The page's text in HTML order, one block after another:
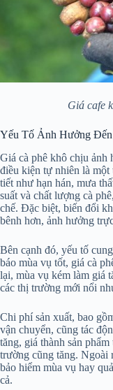
Giá cafe
Yếu Tố Ảnh Hưởng
Giá cà phê khô chịu ảnh
điều kiện tự nhiên là
tiết như hạn hán, mưa
suất và chất lượng cà
chế. Đặc biệt, biến đổi
bênh hơn, ảnh hưởng
Bên cạnh đó, yếu tố
báo mùa vụ tốt, giá cà
lại, mùa vụ kém làm giá
các thị trường mới nổi
Chi phí sản xuất, bao
vận chuyển, cũng tác
tăng, giá thành sản
trường cũng tăng. Ngoài
bảo hiểm mùa vụ hay
cả.